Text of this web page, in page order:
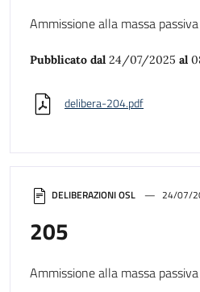
DELIBERAZIONI OSL 24/07/
205
Ammissione alla massa
Ammissione alla massa
Pubblicato dal 24/07/2025 al
delibera-204.pdf